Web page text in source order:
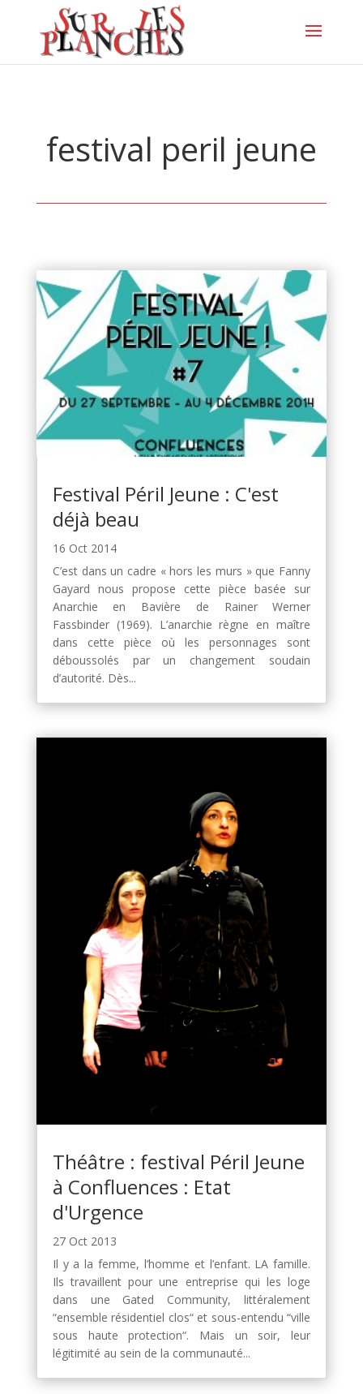
festival peril jeune
Festival Péril Jeune : C'est
déjà beau
16 Oct 2014
C’est dans un cadre « hors les murs » que Fanny
Gayard nous propose cette pièce basée sur
Anarchie en Bavière de Rainer Werner
Fassbinder (1969). L’anarchie règne en maître
dans cette pièce où les personnages sont
déboussolés par un changement soudain
d’autorité. Dès...
Théâtre : festival Péril Jeune
à Confluences : Etat
d'Urgence
27 Oct 2013
Il y a la femme, l’homme et l’enfant. LA famille.
Ils travaillent pour une entreprise qui les loge
dans une Gated Community, littéralement
“ensemble résidentiel clos“ et sous-entendu “ville
sous haute protection“. Mais un soir, leur
légitimité au sein de la communauté...